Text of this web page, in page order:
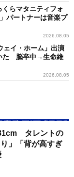
らマタニティフォ
パートナーは音楽プ
2026.08.05
ェイ・ホーム」出演
た 脳卒中→生命維
2026.08.05
タレントの
」「背が高すぎ